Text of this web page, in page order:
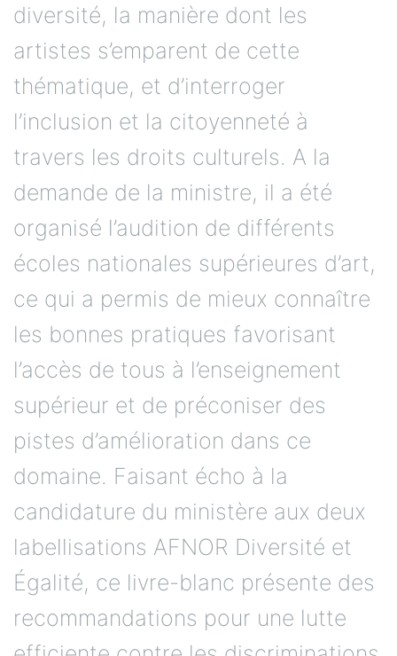
diversité, la manière dont les
artistes s’emparent de cette
thématique, et d’interroger
l’inclusion et la citoyenneté à
travers les droits culturels. A la
demande de la ministre, il a été
organisé l’audition de différents
écoles nationales supérieures d’art,
ce qui a permis de mieux connaître
les bonnes pratiques favorisant
l’accès de tous à l’enseignement
supérieur et de préconiser des
pistes d’amélioration dans ce
domaine. Faisant écho à la
candidature du ministère aux deux
labellisations AFNOR Diversité et
Égalité, ce livre-blanc présente des
recommandations pour une lutte